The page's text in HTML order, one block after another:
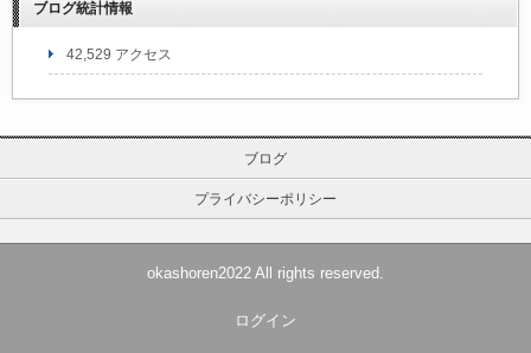
ブログ統計情報
42,529 アクセス
ブログ
プライバシーポリシー
okashoren2022 All rights reserved.
ログイン